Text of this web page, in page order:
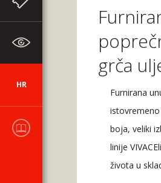
HR
grča
Furnirana
boja, veliki
linije
života u